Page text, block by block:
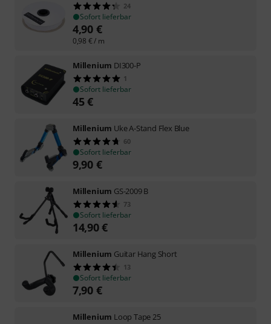
24
Sofort lieferbar
4,90 €
0,98 €/ m
Millenium DI300-P
1
Sofort lieferbar
45€
Millenium Uke A-Stand Flex Blue
60
Sofort lieferbar
9,90 €
Millenium GS-2009 B
73
Sofort lieferbar
14,90€
Millenium Guitar Hang Short
13
Sofort lieferbar
7,90 €
Millenium Loop Tape 25